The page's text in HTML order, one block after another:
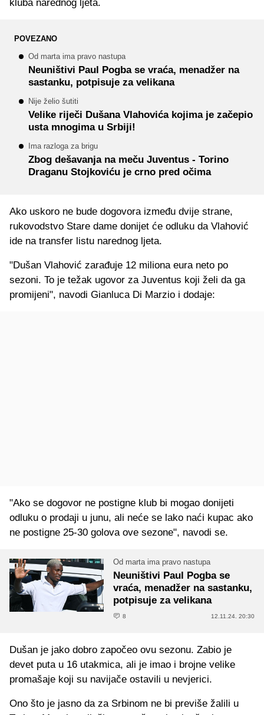
kluba narednog ljeta.
POVEZANO
Od marta ima pravo nastupa
Neuništivi Paul Pogba se vraća, menadžer na
sastanku, potpisuje za velikana
Nije želio šutiti
Velike riječi Dušana Vlahovića kojima je začepio
usta mnogima u Srbiji!
Ima razloga za brigu
Zbog dešavanja na meču Juventus - Torino
Draganu Stojkoviću je crno pred očima
Ako uskoro ne bude dogovora između dvije strane,
rukovodstvo Stare dame donijet će odluku da Vlahović
ide na transfer listu narednog ljeta.
"Dušan Vlahović zarađuje 12 miliona eura neto po
sezoni. To je težak ugovor za Juventus koji želi da ga
promijeni", navodi Gianluca Di Marzio i dodaje:
"Ako se dogovor ne postigne klub bi mogao donijeti
odluku o prodaji u junu, ali neće se lako naći kupac ako
ne postigne 25-30 golova ove sezone", navodi se.
Od marta ima pravo nastupa
Neuništivi Paul Pogba se
vraća, menadžer na sastanku,
potpisuje za velikana
8 12.11.24. 20:30
Dušan je jako dobro započeo ovu sezonu. Zabio je
devet puta u 16 utakmica, ali je imao i brojne velike
promašaje koji su navijače ostavili u nevjerici.
Ono što je jasno da za Srbinom ne bi previše žalili u